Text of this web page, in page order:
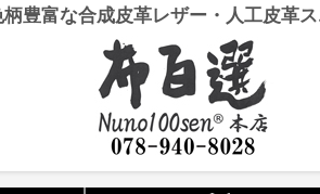
柄豊富な合成皮革レザー・人工皮革